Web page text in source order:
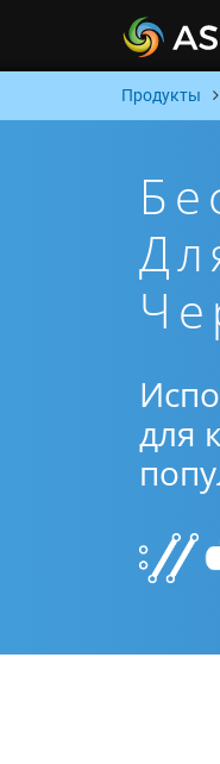
Продукты
для